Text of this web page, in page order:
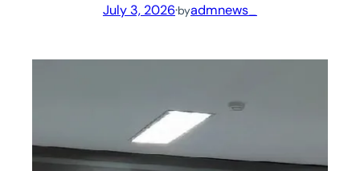
July 3, 2026·byadmnews_